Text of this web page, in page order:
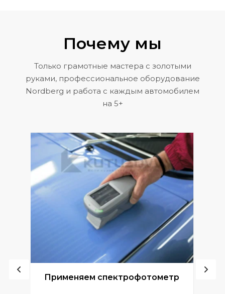
Почему мы
Только грамотные мастера с золотыми
руками, профессиональное оборудование
Nordberg и работа с каждым автомобилем
на 5+
Применяем спектрофотометр